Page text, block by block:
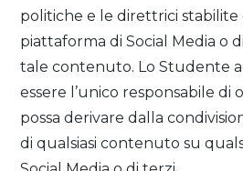
politiche e le direttrici stabilite
piattaforma di Social Media o
tale contenuto. Lo Studente
essere l’unico responsabile di
possa derivare dalla
di qualsiasi contenuto su